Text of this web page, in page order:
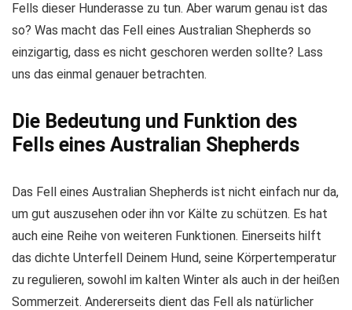
Fells dieser Hunderasse zu tun. Aber warum genau ist das
so? Was macht das Fell eines Australian Shepherds so
einzigartig, dass es nicht geschoren werden sollte? Lass
uns das einmal genauer betrachten.
Die Bedeutung und Funktion des
Fells eines Australian Shepherds
Das Fell eines Australian Shepherds ist nicht einfach nur da,
um gut auszusehen oder ihn vor Kälte zu schützen. Es hat
auch eine Reihe von weiteren Funktionen. Einerseits hilft
das dichte Unterfell Deinem Hund, seine Körpertemperatur
zu regulieren, sowohl im kalten Winter als auch in der heißen
Sommerzeit. Andererseits dient das Fell als natürlicher